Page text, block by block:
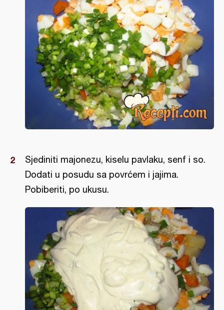
Sjediniti majonezu, kiselu pavlaku, senf i so.
Dodati u posudu sa povrćem i jajima.
Pobiberiti, po ukusu.